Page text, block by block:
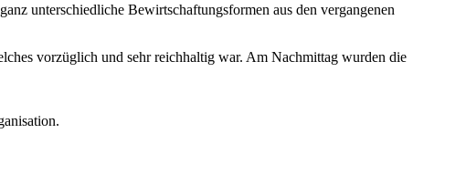
unterschiedliche Bewirtschaftungsformen aus den vergangenen
vorzüglich und sehr reichhaltig war. Am Nachmittag wurden die